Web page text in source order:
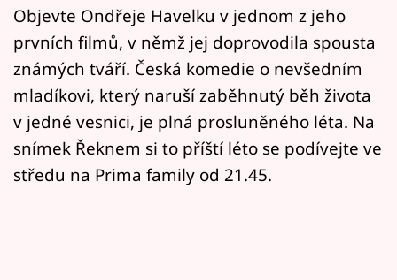
Přihlášení
Sledujte nás
Objevte Ondřeje Havelku v jednom z jeho
prvních filmů, v němž jej doprovodila spousta
známých tváří. Česká komedie o nevšedním
mladíkovi, který naruší zaběhnutý běh života
v jedné vesnici, je plná prosluněného léta. Na
snímek Řeknem si to příští léto se podívejte ve
středu na Prima family od 21.45.